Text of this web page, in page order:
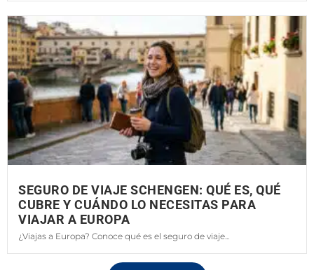
SEGURO DE VIAJE SCHENGEN: QUÉ ES, QUÉ
CUBRE Y CUÁNDO LO NECESITAS PARA
VIAJAR A EUROPA
¿Viajas a Europa? Conoce qué es el seguro de viaje...